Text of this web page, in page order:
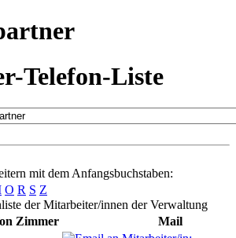
Telefon-Liste
mit dem Anfangsbuchstaben:
O R S Z
der Mitarbeiter/innen der Verwaltung
Zimmer
Mail